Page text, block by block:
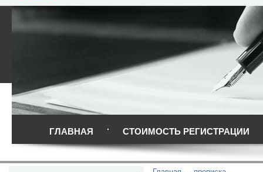
ГЛАВНАЯ СТОИМОСТЬ РЕГИСТРАЦИИ